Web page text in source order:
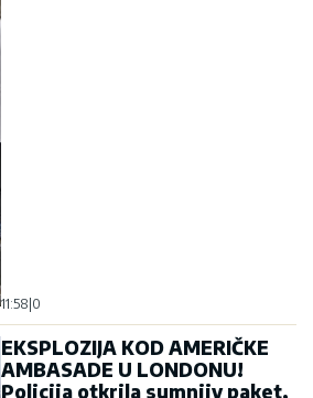
11:58 0
EKSPLOZIJA KOD AMERIČKE
AMBASADE U LONDONU!
Policija otkrila sumnjiv paket,